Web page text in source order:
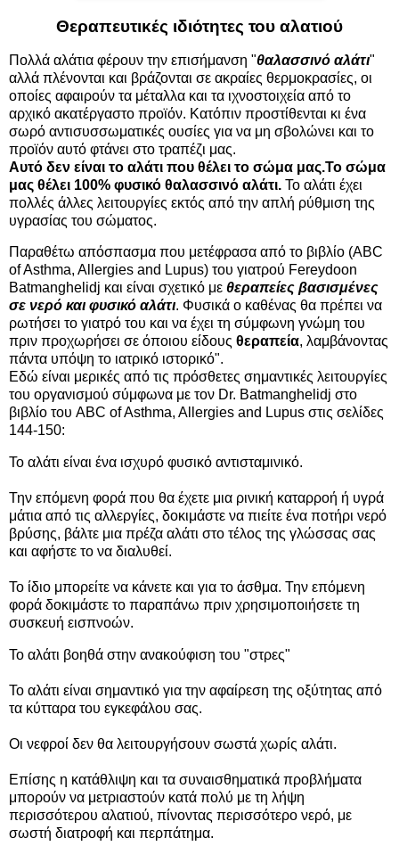
Θεραπευτικές ιδιότητες του αλατιού
Πολλά αλάτια φέρουν την επισήμανση "θαλασσινό αλάτι"
αλλά πλένονται και βράζονται σε ακραίες θερμοκρασίες, οι
οποίες αφαιρούν τα μέταλλα και τα ιχνοστοιχεία από το
αρχικό ακατέργαστο προϊόν. Κατόπιν προστίθενται κι ένα
σωρό αντισυσσωματικές ουσίες για να μη σβολώνει και το
προϊόν αυτό φτάνει στο τραπέζι μας.
Αυτό δεν είναι το αλάτι που θέλει το σώμα μας.Το σώμα
μας θέλει 100% φυσικό θαλασσινό αλάτι. Το αλάτι έχει
πολλές άλλες λειτουργίες εκτός από την απλή ρύθμιση της
υγρασίας του σώματος.
Παραθέτω απόσπασμα που μετέφρασα από το βιβλίο (ABC
of Asthma, Allergies and Lupus) του γιατρού Fereydoon
Batmanghelidj και είναι σχετικό με θεραπείες βασισμένες
σε νερό και φυσικό αλάτι. Φυσικά ο καθένας θα πρέπει να
ρωτήσει το γιατρό του και να έχει τη σύμφωνη γνώμη του
πριν προχωρήσει σε όποιου είδους θεραπεία, λαμβάνοντας
πάντα υπόψη το ιατρικό ιστορικό".
Εδώ είναι μερικές από τις πρόσθετες σημαντικές λειτουργίες
του οργανισμού σύμφωνα με τον Dr. Batmanghelidj στο
βιβλίο του ABC of Asthma, Allergies and Lupus στις σελίδες
144-150:
Το αλάτι είναι ένα ισχυρό φυσικό αντισταμινικό.
Την επόμενη φορά που θα έχετε μια ρινική καταρροή ή υγρά
μάτια από τις αλλεργίες, δοκιμάστε να πιείτε ένα ποτήρι νερό
βρύσης, βάλτε μια πρέζα αλάτι στο τέλος της γλώσσας σας
και αφήστε το να διαλυθεί.
Το ίδιο μπορείτε να κάνετε και για το άσθμα. Την επόμενη
φορά δοκιμάστε το παραπάνω πριν χρησιμοποιήσετε τη
συσκευή εισπνοών.
Το αλάτι βοηθά στην ανακούφιση του "στρες"
Το αλάτι είναι σημαντικό για την αφαίρεση της οξύτητας από
τα κύτταρα του εγκεφάλου σας.
Οι νεφροί δεν θα λειτουργήσουν σωστά χωρίς αλάτι.
Επίσης η κατάθλιψη και τα συναισθηματικά προβλήματα
μπορούν να μετριαστούν κατά πολύ με τη λήψη
περισσότερου αλατιού, πίνοντας περισσότερο νερό, με
σωστή διατροφή και περπάτημα.